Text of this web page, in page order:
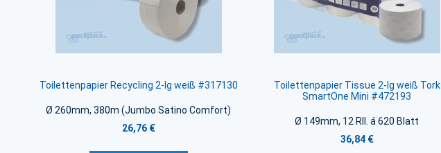
Toilettenpapier Recycling 2-lg weiß #317130
Ø 260mm, 380m (Jumbo Satino Comfort)
26,76 €
Toilettenpapier Tissue 2-lg weiß Tork
SmartOne Mini #472193
Ø 149mm, 12 Rll. á 620 Blatt
36,84 €